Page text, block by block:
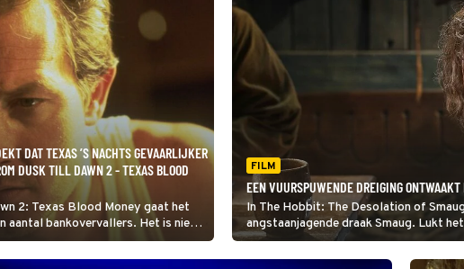
DAT TEXAS ’S NACHTS GEVAARLIJKER
DUSK TILL DAWN 2 - TEXAS BLOOD
2: Texas Blood Money gaat het
aantal bankovervallers. Het is niet
moeten vrezen, maar
FILM
EEN VUURSPUWENDE DREIGING
In The Hobbit: The Desolation of
angstaanjagende draak Smaug. Lukt
bemachtigen?